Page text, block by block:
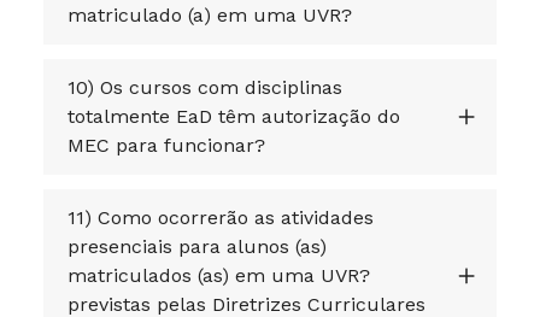
matriculado (a) em uma UVR?
10) Os cursos com disciplinas
totalmente EaD têm autorização do
MEC para funcionar?
11) Como ocorrerão as atividades
presenciais para alunos (as)
matriculados (as) em uma UVR?
previstas pelas Diretrizes Curriculares